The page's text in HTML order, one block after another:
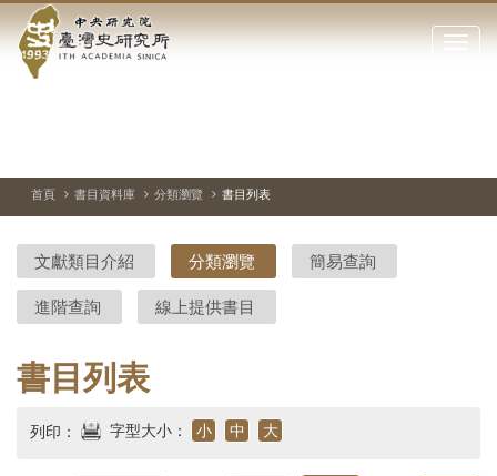
到中
央
院-
臺
灣
史
研
究
點
閉
站
停、
圖
圖
結
首頁 書目資料庫 分類瀏覽 書目列表
文獻類目介紹 分類瀏覽 簡易查詢
進階查詢 線上提供書目
書目列表
列印： 字型大小： 小 中 大